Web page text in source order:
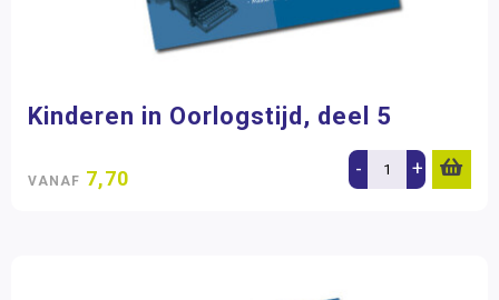
Kinderen in Oorlogstijd, deel 5
VANAF 7,70 - +